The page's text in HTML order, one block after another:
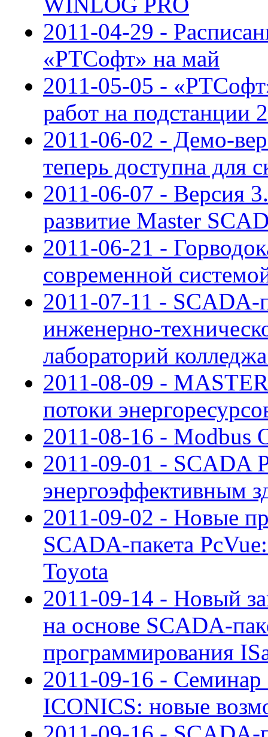
2011-04-29 -
«РТСофт» на май
2011-05-05 -
работ на подстанции
2011-06-02 - Демо-
теперь доступна для
2011-06-07 - Версия
развитие Master
2011-06-21 -
современной
2011-07-11 - SCADA-
инженерно-
лабораторий
2011-08-09 -
потоки
2011-08-16 - Modbus
2011-09-01 - SCADA
энергоэффективным
2011-09-02 - Новые
SCADA-пакета
Toyota
2011-09-14 - Новый
на основе SCADA-
программирования
2011-09-16 -
ICONICS: новые